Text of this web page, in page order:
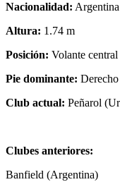
Nacionalidad: Argentina
Altura: 1.74 m
Posición: Volante
Pie dominante: Derecho
Club actual: Peñarol
Clubes anteriores:
Banfield (Argentina)